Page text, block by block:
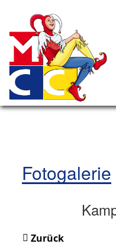
Fotogalerie
Zurück